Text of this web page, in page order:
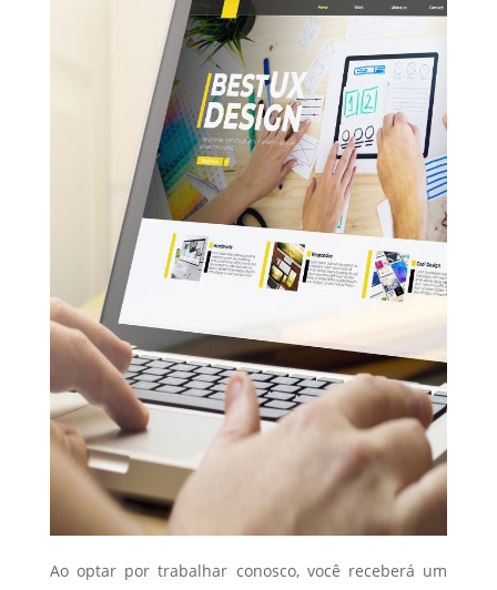
Ao optar por trabalhar conosco, você receberá um